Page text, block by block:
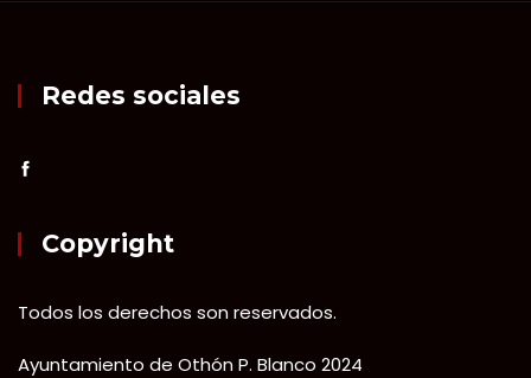
Redes sociales
Copyright
Todos los derechos son reservados.
Ayuntamiento de Othón P. Blanco 2024